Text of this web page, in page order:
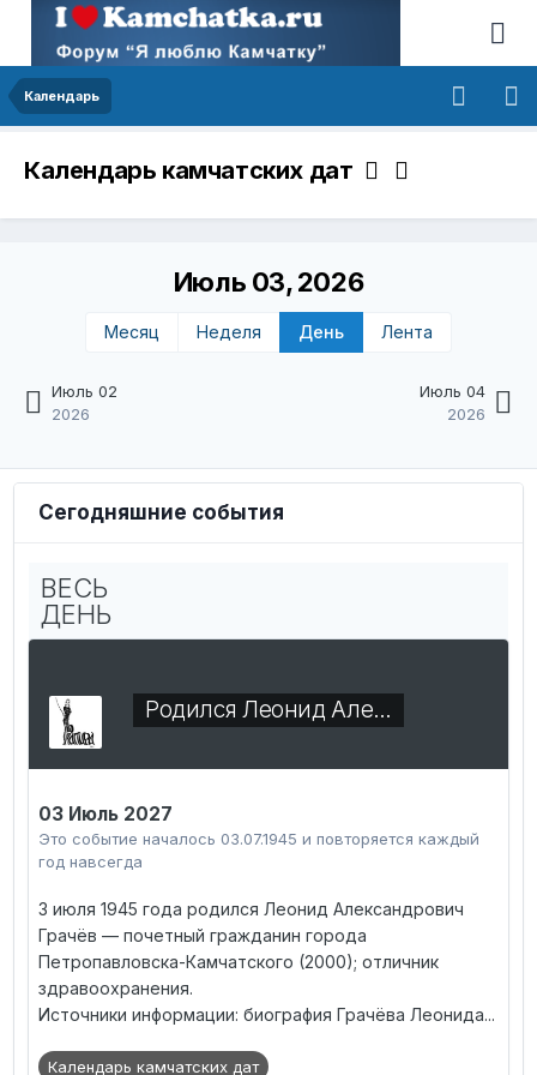
Календарь
Календарь камчатских дат
Июль 02
2026
Июль 03, 2026
Месяц Неделя День Лента
Июль 04
2026
Сегодняшние события
ВЕСЬ
ДЕНЬ
Родился Леонид Але…
03 Июль 2027
Это событие началось 03.07.1945 и повторяется каждый
год навсегда
3 июля 1945 года родился Леонид Александрович
Грачёв — почетный гражданин города
Петропавловска-Камчатского (2000); отличник
здравоохранения.
Источники информации: биография Грачёва Леонида...
Календарь камчатских дат